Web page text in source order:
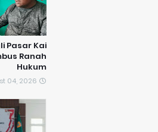
Pasar Kai
Ranah
Hukum
04, 2026